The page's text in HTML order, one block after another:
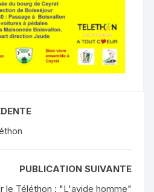
PUBLICATION SUIVANTE
le Téléthon : "L'avide homme"